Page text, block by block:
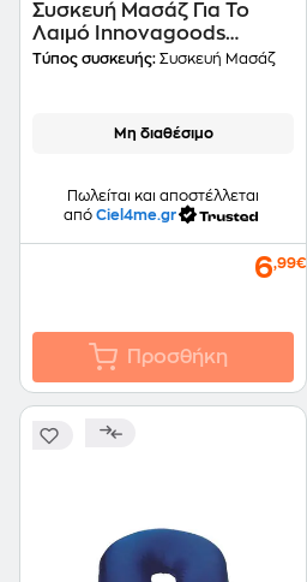
Συσκευή Μασάζ Για Το
Λαιμό Innovagoods
V0100793
Τύπος συσκευής: Συσκευή Μασάζ
Μη διαθέσιμο
Πωλείται και αποστέλλεται
από Ciel4me.gr
6,99€
Προσθήκη